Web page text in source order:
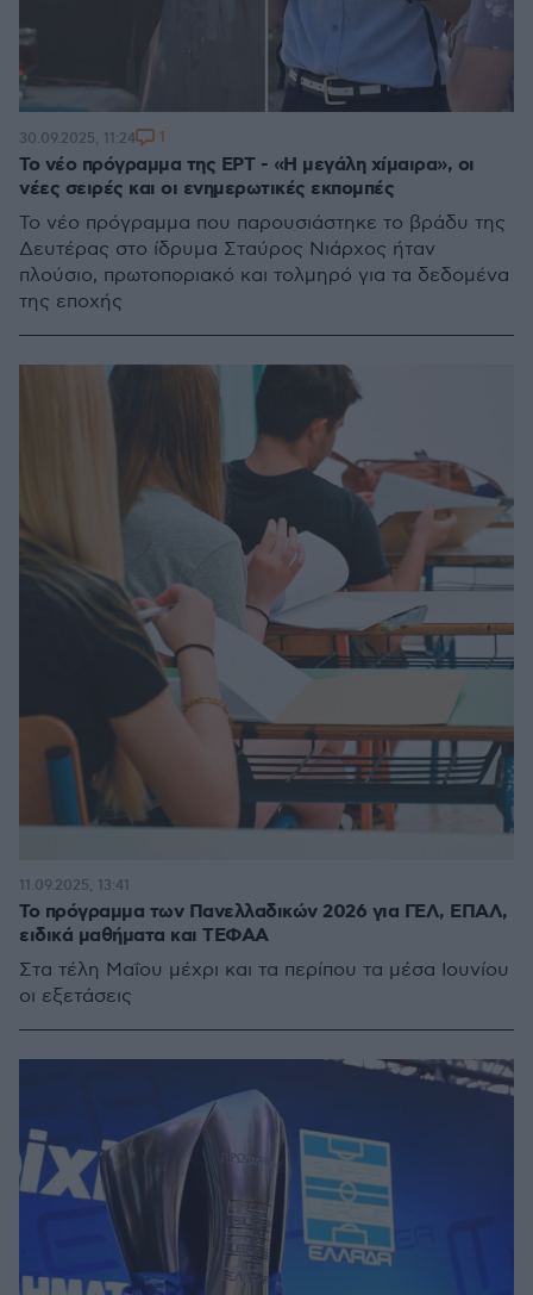
Το νέο πρόγραμμα της ΕΡΤ - «Η μεγάλη χίμαιρα», οι
νέες σειρές και οι ενημερωτικές εκπομπές
Το νέο πρόγραμμα που παρουσιάστηκε το βράδυ της
Δευτέρας στο ίδρυμα Σταύρος Νιάρχος ήταν
πλούσιο, πρωτοποριακό και τολμηρό για τα δεδομένα
της εποχής
30.09.2025, 11:24 1
Το πρόγραμμα των Πανελλαδικών 2026 για ΓΕΛ, ΕΠΑΛ,
ειδικά μαθήματα και ΤΕΦΑΑ
Στα τέλη Μαΐου μέχρι και τα περίπου τα μέσα Ιουνίου
οι εξετάσεις
11.09.2025, 13:41